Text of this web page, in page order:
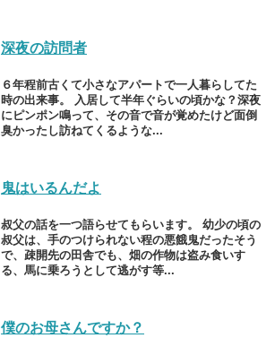
深夜の訪問者
６年程前古くて小さなアパートで一人暮らしてた
時の出来事。 入居して半年ぐらいの頃かな？深夜
にピンポン鳴って、その音で音が覚めたけど面倒
臭かったし訪ねてくるような...
鬼はいるんだよ
叔父の話を一つ語らせてもらいます。 幼少の頃の
叔父は、手のつけられない程の悪餓鬼だったそう
で、疎開先の田舎でも、畑の作物は盗み食いす
る、馬に乗ろうとして逃がす等...
僕のお母さんですか？